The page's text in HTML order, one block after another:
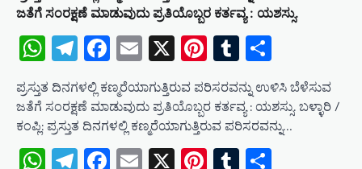
ಜತೆಗೆ ಸಂರಕ್ಷಣೆ ಮಾಡುವುದು ಪ್ರತಿಯೊಬ್ಬರ ಕರ್ತವ್ಯ : ಯಶಸ್ಸು.
WhatsApp
Telegram
Facebook
Email
X Pinterest
Tumblr
ಪ್ರಸ್ತುತ ದಿನಗಳಲ್ಲಿ ಕಣ್ಮರೆಯಾಗುತ್ತಿರುವ ಪರಿಸರವನ್ನು ಉಳಿಸಿ ಬೆಳೆಸುವ
ಜತೆಗೆ ಸಂರಕ್ಷಣೆ ಮಾಡುವುದು ಪ್ರತಿಯೊಬ್ಬರ ಕರ್ತವ್ಯ : ಯಶಸ್ಸು. ಬಳ್ಳಾರಿ /
ಕಂಪ್ಲಿ: ಪ್ರಸ್ತುತ ದಿನಗಳಲ್ಲಿ ಕಣ್ಮರೆಯಾಗುತ್ತಿರುವ ಪರಿಸರವನ್ನು…
WhatsApp
Telegram
Facebook
Email
X Pinterest
Tumblr